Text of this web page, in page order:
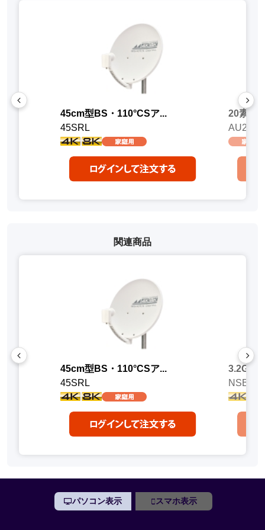
45cm型BS・110°CSア...
45SRL
20素子
関連商品
45cm型BS・110°CSア...
45SRL
3.2GHz
パソコン表示 スマホ表示